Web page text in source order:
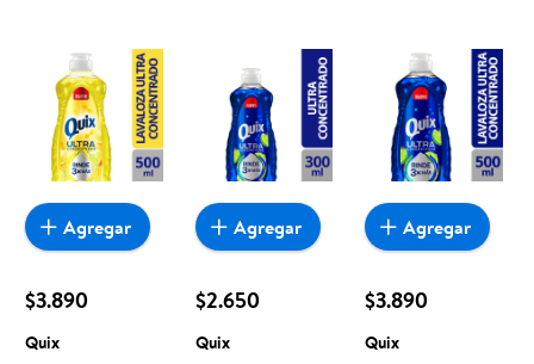
$3.890
Quix
Agregar
$2.650
Quix
Agregar
$3.890
Quix
Agregar